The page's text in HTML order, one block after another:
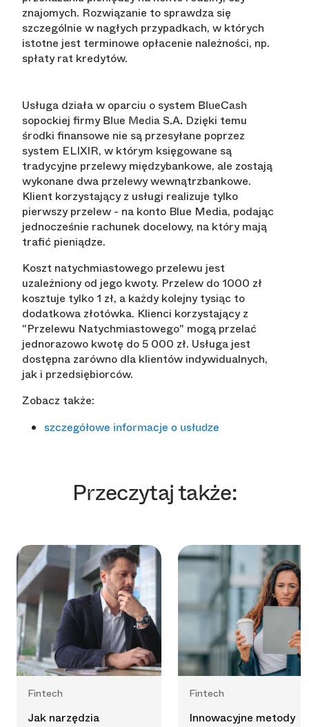
znajomych. Rozwiązanie to sprawdza się
szczególnie w nagłych przypadkach, w których
istotne jest terminowe opłacenie należności, np.
spłaty rat kredytów.
Usługa działa w oparciu o system BlueCash
sopockiej firmy Blue Media S.A. Dzięki temu
środki finansowe nie są przesyłane poprzez
system ELIXIR, w którym księgowane są
tradycyjne przelewy międzybankowe, ale zostają
wykonane dwa przelewy wewnątrzbankowe.
Klient korzystający z usługi realizuje tylko
pierwszy przelew - na konto Blue Media, podając
jednocześnie rachunek docelowy, na który mają
trafić pieniądze.
Koszt natychmiastowego przelewu jest
uzależniony od jego kwoty. Przelew do 1000 zł
kosztuje tylko 1 zł, a każdy kolejny tysiąc to
dodatkowa złotówka. Klienci korzystający z
"Przelewu Natychmiastowego" mogą przelać
jednorazowo kwotę do 5 000 zł. Usługa jest
dostępna zarówno dla klientów indywidualnych,
jak i przedsiębiorców.
Zobacz także:
szczegółowe informacje o usłudze
Przeczytaj także:
Fintech
Jak narzędzia
Fintech
Innowacyjne metody